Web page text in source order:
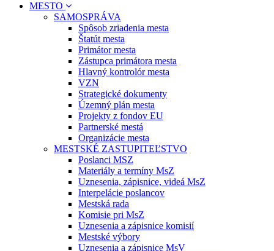
MESTO
SAMOSPRÁVA
Spôsob zriadenia mesta
Štatút mesta
Primátor mesta
Zástupca primátora mesta
Hlavný kontrolór mesta
VZN
Strategické dokumenty
Územný plán mesta
Projekty z fondov EU
Partnerské mestá
Organizácie mesta
MESTSKÉ ZASTUPITEĽSTVO
Poslanci MSZ
Materiály a termíny MsZ
Uznesenia, zápisnice, videá MsZ
Interpelácie poslancov
Mestská rada
Komisie pri MsZ
Uznesenia a zápisnice komisií
Mestské výbory
Uznesenia a zápisnice MsV